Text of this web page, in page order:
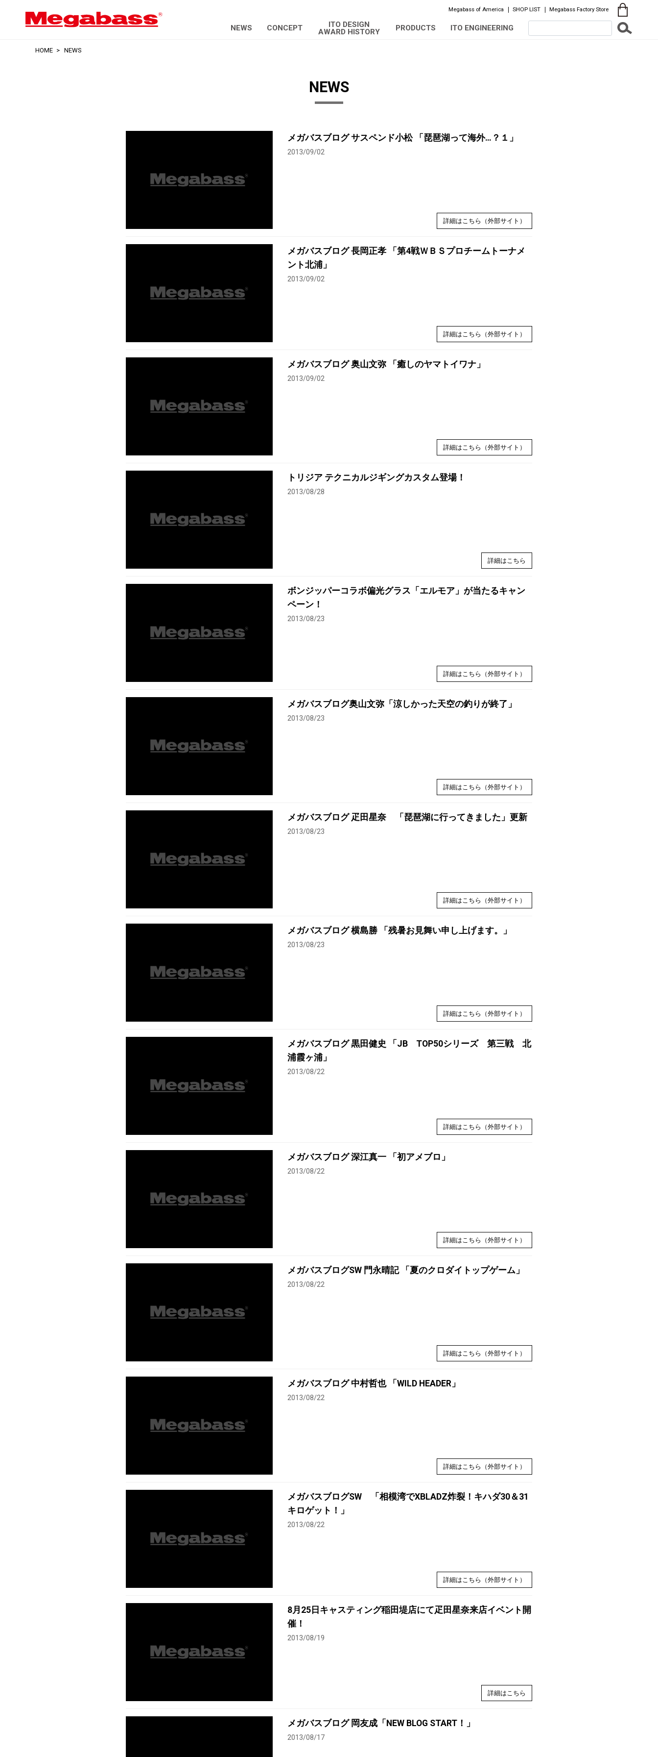
Megabass of America SHOP LIST Megabass Factory Store
NEWS CONCEPT
ITO DESIGN
AWARD HISTORY
PRODUCTS ITO ENGINEERING
HOME NEWS
NEWS
メガバスブログ サスペンド小松 「琵琶湖って海外…？１」
2013/09/02
詳細はこちら（外部サイト）
メガバスブログ 長岡正孝 「第4戦ＷＢＳプロチームトーナメ
ント北浦」
2013/09/02
詳細はこちら（外部サイト）
メガバスブログ 奥山文弥 「癒しのヤマトイワナ」
2013/09/02
詳細はこちら（外部サイト）
トリジア テクニカルジギングカスタム登場！
2013/08/28
詳細はこちら
ボンジッパーコラボ偏光グラス「エルモア」が当たるキャン
ペーン！
2013/08/23
詳細はこちら（外部サイト）
メガバスブログ奥山文弥「涼しかった天空の釣りが終了」
2013/08/23
詳細はこちら（外部サイト）
メガバスブログ 疋田星奈 「琵琶湖に行ってきました」更新
2013/08/23
詳細はこちら（外部サイト）
メガバスブログ 横島勝 「残暑お見舞い申し上げます。」
2013/08/23
詳細はこちら（外部サイト）
メガバスブログ 黒田健史 「JB TOP50シリーズ 第三戦 北
浦霞ヶ浦」
2013/08/22
詳細はこちら（外部サイト）
メガバスブログ 深江真一 「初アメブロ」
2013/08/22
詳細はこちら（外部サイト）
メガバスブログSW 門永晴記 「夏のクロダイトップゲーム」
2013/08/22
詳細はこちら（外部サイト）
メガバスブログ 中村哲也 「WILD HEADER」
2013/08/22
詳細はこちら（外部サイト）
メガバスブログSW 「相模湾でXBLADZ炸裂！キハダ30＆31
キロゲット！」
2013/08/22
詳細はこちら（外部サイト）
8月25日キャスティング稲田堤店にて疋田星奈来店イベント開
催！
2013/08/19
詳細はこちら
メガバスブログ 岡友成「NEW BLOG START！」
2013/08/17